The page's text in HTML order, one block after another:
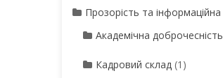
Прозорість та інформаційна
Академічна доброчесність
Кадровий склад(1)